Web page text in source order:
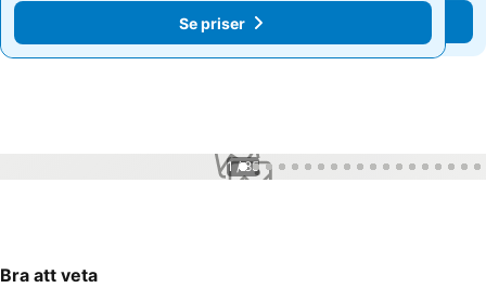
Se priser
Se priser
1 / 85
Bra att veta